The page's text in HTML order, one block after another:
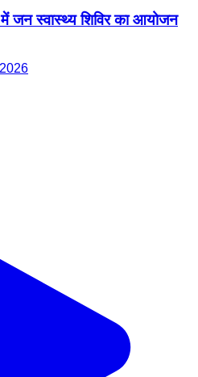
में जन स्वास्थ्य शिविर का आयोजन